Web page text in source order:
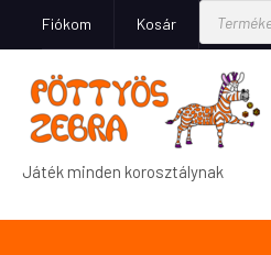
Fiókom Kosár
Játék minden korosztálynak